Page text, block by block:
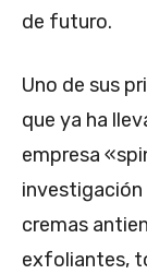
de futuro.
Uno de sus
que ya ha
empresa
investigación
cremas
exfoliantes,